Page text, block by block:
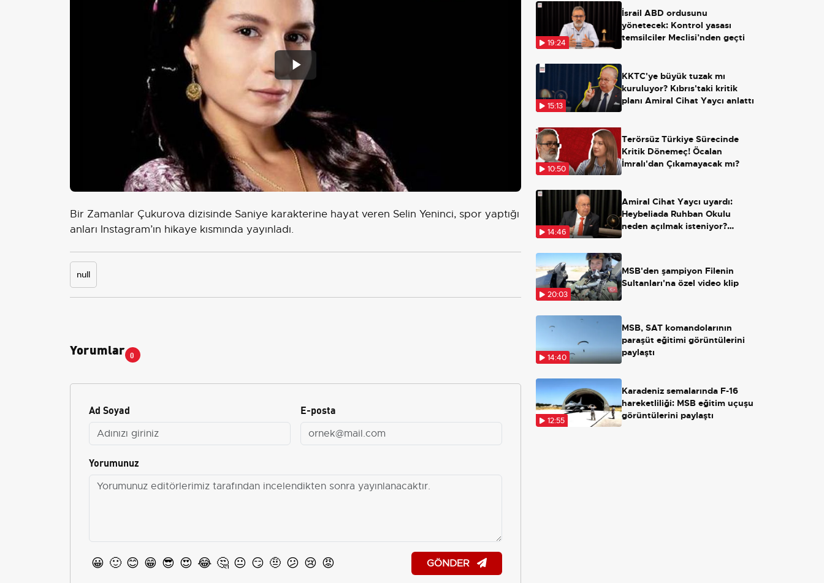
Play
Video
Bir Zamanlar Çukurova dizisinde Saniye karakterine hayat veren Selin Yeninci, spor yaptığı
anları Instagram’ın hikaye kısmında yayınladı.
null
Yorumlar 0
Ad Soyad E-posta
Yorumunuz
😀 🙂 😊 😁 😎 😍 😂 🤔 😐 😏 🤨 😕 😢 😡 GÖNDER
19:24
İsrail ABD ordusunu
yönetecek: Kontrol yasası
temsilciler Meclisi’nden geçti
15:13
KKTC'ye büyük tuzak mı
kuruluyor? Kıbrıs'taki kritik
planı Amiral Cihat Yaycı anlattı
10:50
Terörsüz Türkiye Sürecinde
Kritik Dönemeç! Öcalan
İmralı'dan Çıkamayacak mı?
14:46
Amiral Cihat Yaycı uyardı:
Heybeliada Ruhban Okulu
neden açılmak isteniyor?
20:03
MSB'den şampiyon Filenin
Sultanları'na özel video klip
14:40
MSB, SAT komandolarının
paraşüt eğitimi görüntülerini
paylaştı
12:55
Karadeniz semalarında F-16
hareketliliği: MSB eğitim uçuşu
görüntülerini paylaştı